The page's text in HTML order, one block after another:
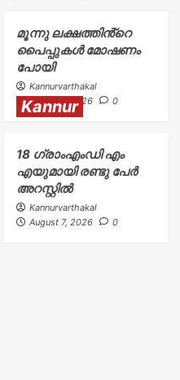
മൂന്നു ലക്ഷത്തിൻ്റെ
പൈപ്പുകൾ മോഷണം
പോയി
Kannurvarthakal
August 7, 2026
0
Kannur
18 ഗ്രാംഎംഡി എം
എയുമായി രണ്ടു പേർ
അറസ്റ്റിൽ
Kannurvarthakal
August 7, 2026
0